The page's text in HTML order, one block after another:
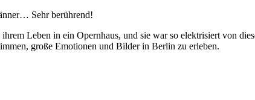
Sehr berührend!
Leben in ein Opernhaus, und sie war so elektrisiert von
große Emotionen und Bilder in Berlin zu erleben.